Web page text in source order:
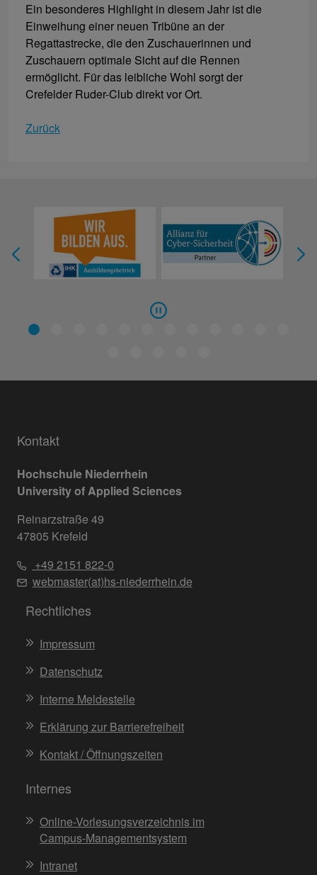
Ein besonderes Highlight in diesem Jahr ist die
Einweihung einer neuen Tribüne an der
Regattastrecke, die den Zuschauerinnen und
Zuschauern optimale Sicht auf die Rennen
ermöglicht. Für das leibliche Wohl sorgt der
Crefelder Ruder-Club direkt vor Ort.
Zurück
Kontakt
Hochschule Niederrhein
University of Applied Sciences
Reinarzstraße 49
47805 Krefeld
+49 2151 822-0
webmaster(at)hs-niederrhein.de
Rechtliches
Impressum
Datenschutz
Interne Meldestelle
Erklärung zur Barrierefreiheit
Kontakt / Öffnungszeiten
Internes
Online-Vorlesungsverzeichnis im
Campus-Managementsystem
Intranet